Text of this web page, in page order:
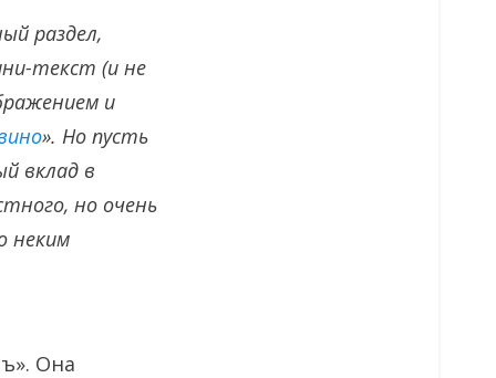
раздел,
текст (и не
и
». Но пусть
вклад в
но очень
неким
Она